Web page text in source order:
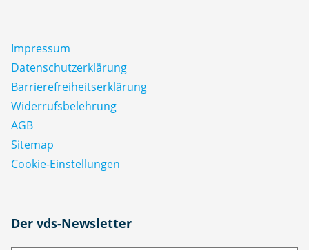
Impressum
Datenschutz­erklärung
Barrierefreiheitserklärung
Widerrufsbelehrung
AGB
Sitemap
Cookie-Einstellungen
Der vds-Newsletter
N